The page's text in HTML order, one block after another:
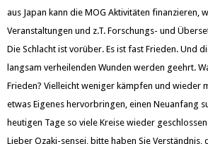
aus Japan kann die MOG Aktivitäten finanzieren,
Veranstaltungen und z.T. Forschungs- und
Die Schlacht ist vorüber. Es ist fast Frieden. Und
langsam verheilenden Wunden werden geehrt.
Frieden? Vielleicht weniger kämpfen und wieder
etwas Eigenes hervorbringen, einen Neuanfang
heutigen Tage so viele Kreise wieder
Lieber Ozaki-sensei, bitte haben Sie Verständnis,